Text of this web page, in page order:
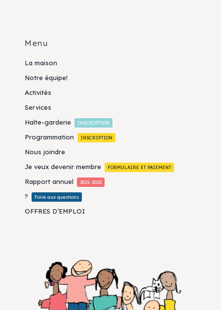
Menu
La maison
Notre équipe!
Activités
Services
Halte-garderie
INSCRIPTION
Programmation INSCRIPTION
Nous joindre
Je veux devenir membre
FORMULAIRE ET PAIEMENT
Rapport annuel 2021-2022
? Foire aux questions
OFFRES D’EMPLOI